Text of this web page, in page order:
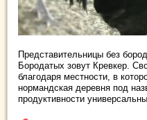
Представительницы без
Бородатых зовут Кревкер.
благодаря местности, в
нормандская деревня под
продуктивности